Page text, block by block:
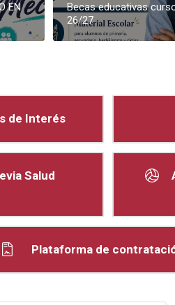
EN
Becas educativas
26/27
de Interés
Salud
Plataforma de